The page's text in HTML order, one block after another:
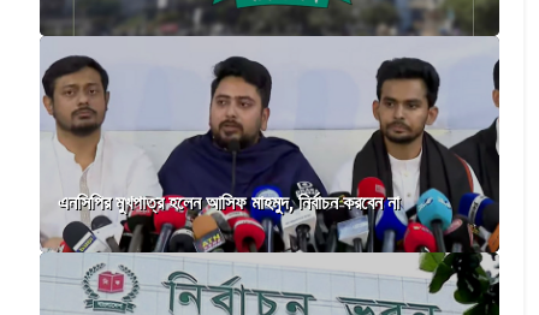
এনসিপির মুখপাত্র হলেন আসিফ মাহমুদ, নির্বাচন করবেন না